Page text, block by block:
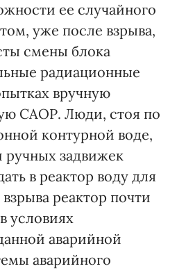
ее случайного
уже после взрыва,
смены блока
радиационные
вручную
САОР. Люди, стоя по
контурной воде,
ручных задвижек
в реактор воду для
реактор почти
условиях
аварийной
аварийного